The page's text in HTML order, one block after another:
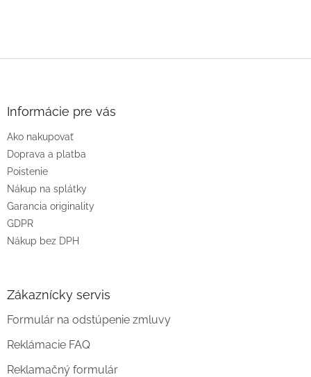
Informácie pre vás
Ako nakupovať
Doprava a platba
Poistenie
Nákup na splátky
Garancia originality
GDPR
Nákup bez DPH
Zákaznícky servis
Formulár na odstúpenie zmluvy
Reklámacie FAQ
Reklamačný formulár